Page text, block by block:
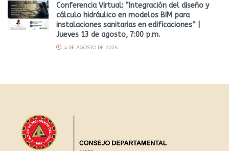
Conferencia Virtual: “Integración del diseño y
cálculo hidráulico en modelos BIM para
instalaciones sanitarias en edificaciones” |
Jueves 13 de agosto, 7:00 p.m.
4 DE AGOSTO DE 2026